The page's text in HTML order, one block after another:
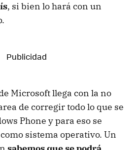
, si bien lo hará con un
Microsoft llega con la no
de corregir todo lo que se
Phone y para eso se
sistema operativo. Un